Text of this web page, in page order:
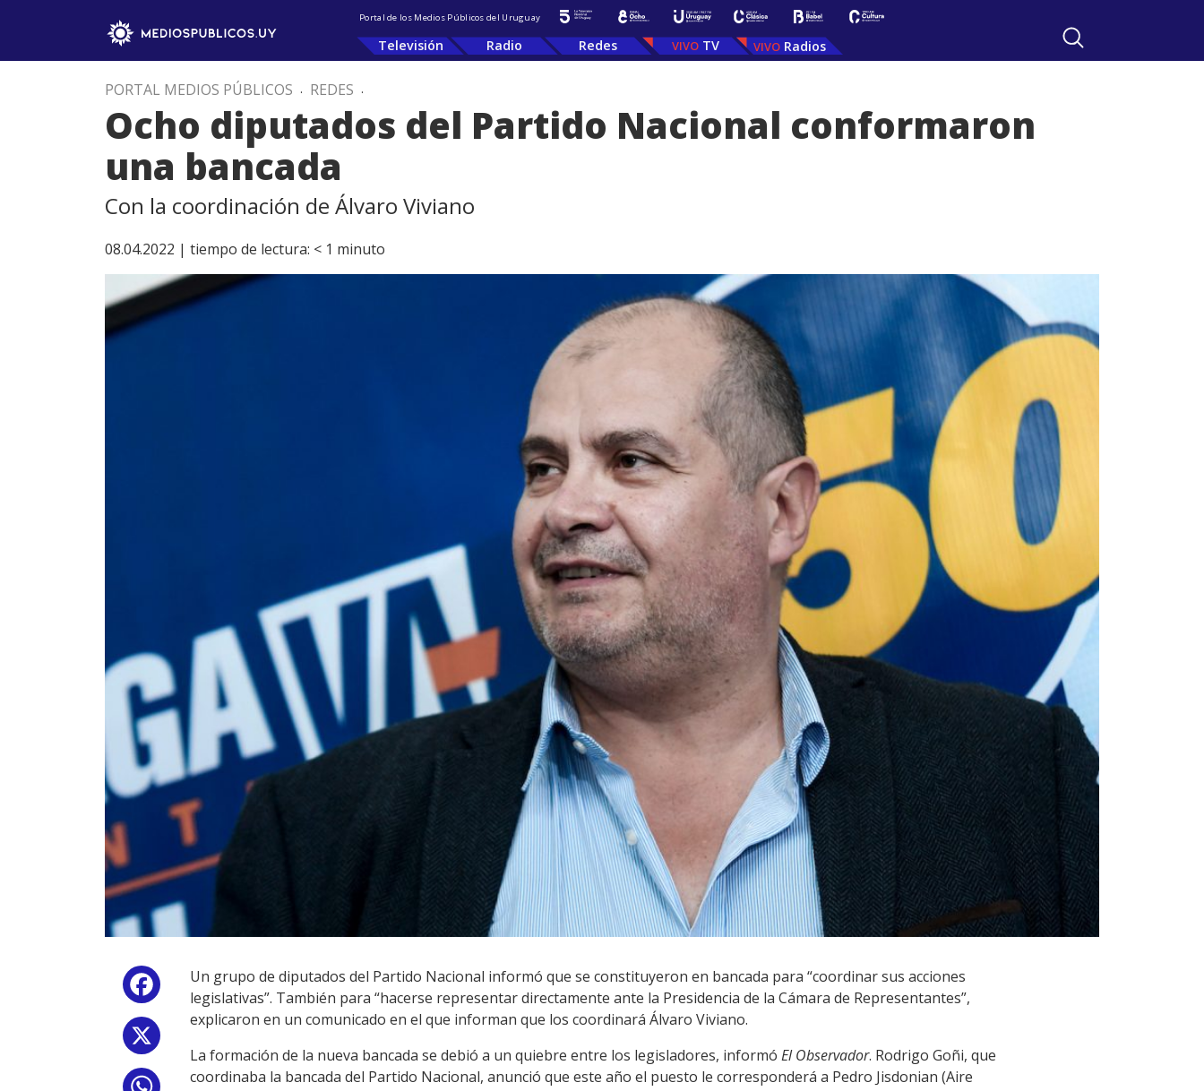
Portal de los Medios Públicos del Uruguay
Televisión Radio Redes TV Radios
PORTAL MEDIOS PÚBLICOS . REDES .
Ocho diputados del Partido Nacional conformaron
una bancada
Con la coordinación de Álvaro Viviano
08.04.2022 | tiempo de lectura: < 1 minuto
Facebook
Un grupo de diputados del Partido Nacional informó que se constituyeron en bancada para “coordinar sus acciones
legislativas”. También para “hacerse representar directamente ante la Presidencia de la Cámara de Representantes”,
explicaron en un comunicado en el que informan que los coordinará Álvaro Viviano.
La formación de la nueva bancada se debió a un quiebre entre los legisladores, informó El Observador. Rodrigo Goñi, que
coordinaba la bancada del Partido Nacional, anunció que este año el puesto le corresponderá a Pedro Jisdonian (Aire